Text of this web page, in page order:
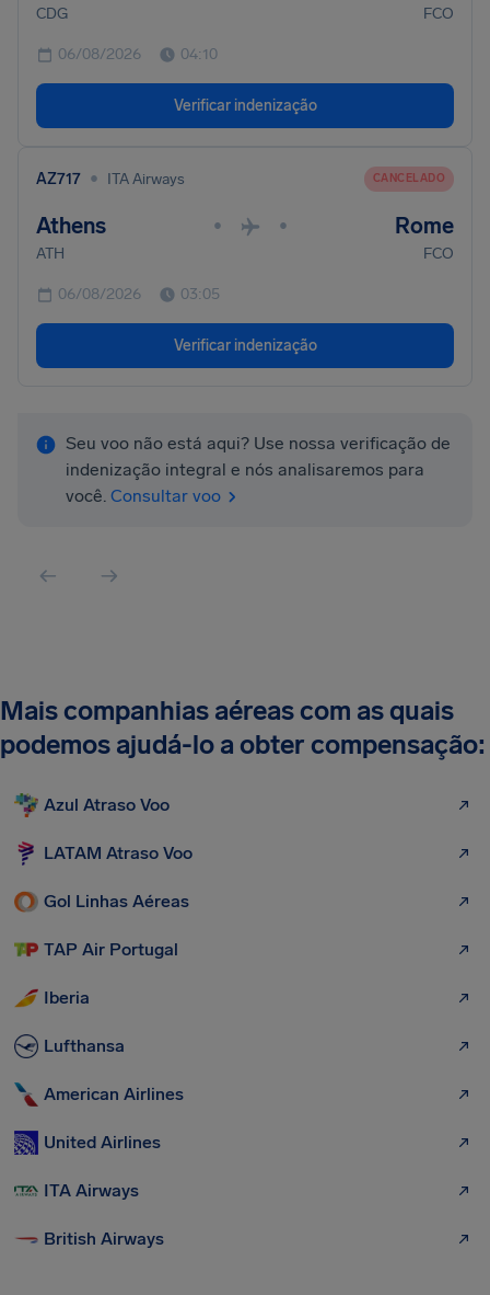
CDG FCO
06/08/2026 04:10
Verificar indenização
AZ717 • ITA Airways CANCELADO
Athens • • Rome
ATH FCO
06/08/2026 03:05
Verificar indenização
Seu voo não está aqui? Use nossa verificação de
indenização integral e nós analisaremos para
você. Consultar voo
Mais companhias aéreas com as quais
podemos ajudá-lo a obter compensação:
Azul Atraso Voo
LATAM Atraso Voo
Gol Linhas Aéreas
TAP Air Portugal
Iberia
Lufthansa
American Airlines
United Airlines
ITA Airways
British Airways